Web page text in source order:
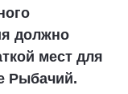
должно
мест для
Рыбачий.